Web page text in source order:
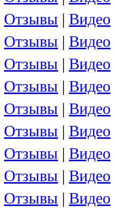
Отзывы | Видео
Отзывы | Видео
Отзывы | Видео
Отзывы | Видео
Отзывы | Видео
Отзывы | Видео
Отзывы | Видео
Отзывы | Видео
Отзывы | Видео